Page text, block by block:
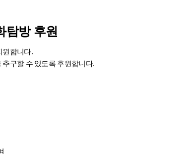
탐방 후원
원합니다.
구할 수 있도록 후원합니다.